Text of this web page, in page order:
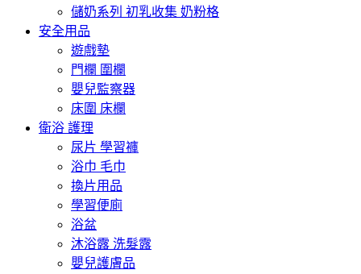
儲奶系列 初乳收集 奶粉格
安全用品
遊戲墊
門欄 圍欄
嬰兒監察器
床圍 床欄
衛浴 護理
尿片 學習褲
浴巾 毛巾
換片用品
學習便廁
浴盆
沐浴露 洗髮露
嬰兒護膚品